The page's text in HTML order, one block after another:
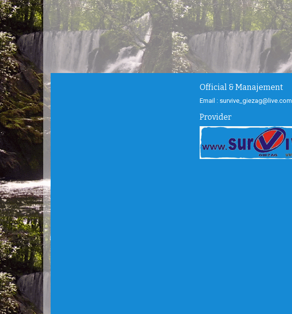
Official & Manajement
Email : survive_giezag@live.com
Provider